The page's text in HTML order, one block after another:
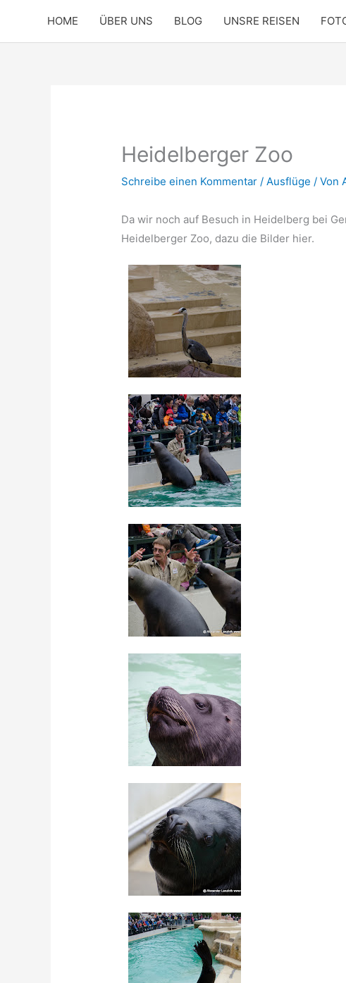
springen
HOME ÜBER UNS BLOG UNSRE REISEN
Heidelberger Zoo
Schreibe einen Kommentar /Ausflüge / Von
Da wir noch auf Besuch in Heidelberg bei
Heidelberger Zoo, dazu die Bilder hier.